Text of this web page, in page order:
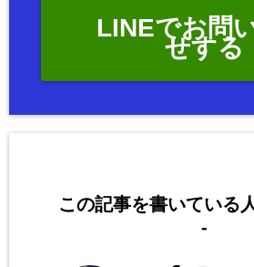
LINEでお問
せする
この記事を書いている
-